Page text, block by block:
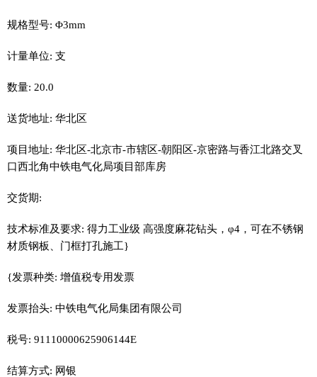
规格型号: Φ3mm
计量单位: 支
数量: 20.0
送货地址: 华北区
项目地址: 华北区-北京市-市辖区-朝阳区-京密路与香江北路交叉
口西北角中铁电气化局项目部库房
交货期:
技术标准及要求: 得力工业级 高强度麻花钻头，φ4，可在不锈钢
材质钢板、门框打孔施工}
{发票种类: 增值税专用发票
发票抬头: 中铁电气化局集团有限公司
税号: 91110000625906144E
结算方式: 网银